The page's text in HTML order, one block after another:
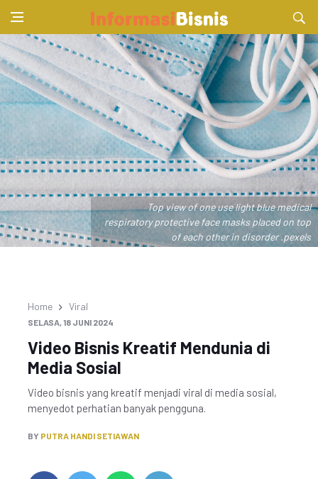
Top view of one use light blue medical
respiratory protective face masks placed on top
of each other in disorder .pexels
Home Viral
SELASA, 18 JUNI 2024
Video Bisnis Kreatif Mendunia di
Media Sosial
Video bisnis yang kreatif menjadi viral di media sosial,
menyedot perhatian banyak pengguna.
BY PUTRA HANDI SETIAWAN